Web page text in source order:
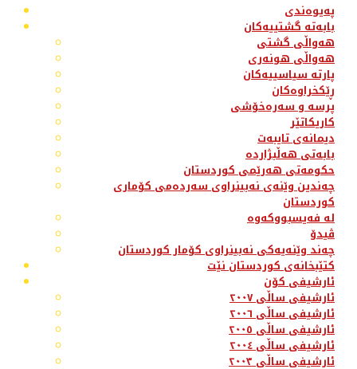
پەیوەندی
بابەتە گشتییەکان
هەواڵی گشتی
هەواڵی هونەری
پارتە سیاسییەکان
ڕێکخراوەکان
پرسە و سەرەخۆشی
کاریکاتێر
دیمانەی تایبەت
بابەتی هەڵبژاردە
حکومەتی هەرێمی کوردستان
چەندین وێنەی نەبینراوی سەردەمی کۆماری
کوردستان
لە فەیسبووکەوە
ڤیدۆ
چەند وێنەیەکی نەبینراوی کۆمار کوردستان
کتێبخانەی کوردستان نێت
ئارشیفی کۆن
ئارشیفی ساڵی ٢٠٠٧
ئارشیفی ساڵی ٢٠٠٦
ئارشیفی ساڵی ٢٠٠٥
ئارشیفی ساڵی ٢٠٠٤
ئارشیفی ساڵی ٢٠٠٣